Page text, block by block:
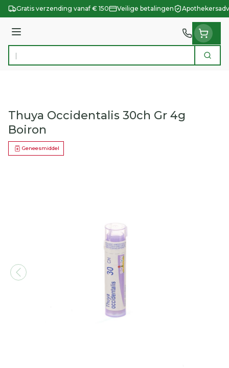
Ga naar de inhoud
Gratis verzending vanaf € 150 Veilige betalingen
Menu
Product, merk, categorie... Zoek
Thuya Occidentalis 30ch Gr 4g
Boiron
Geneesmiddel